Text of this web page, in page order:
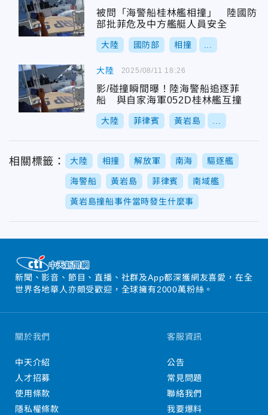
被問「海警船桂林艦相撞」 陸國防
部批菲危及中方艦艇人員安全
大陸 國防部 相撞
大陸
影/碰撞瞬間曝！陸海警船追逐菲
船 與自家海軍052D桂林艦互撞
大陸 菲律賓 黃岩島
2025/08/11 18:26
相關標籤： 大陸 相撞 解放軍 南海 驅逐艦
海警船 黃岩島 菲律賓 南域艦
黃岩島撞船事件當時發生什麼事
新聞、影音、節目、直播、社群及App都深獲網友喜愛，在全
世界各地華人亦頗受歡迎，全球擁有2000萬粉絲。
關於我們
中天介紹
人才招募
使用條款
隱私權條款
客服資訊
公告
常見問題
聯絡我們
我要爆料